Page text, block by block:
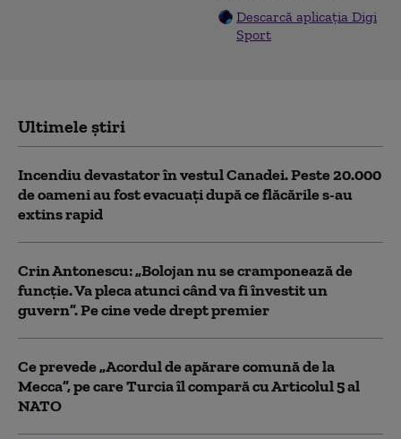
Descarcă aplicația Digi
Sport
Ultimele știri
Incendiu devastator în vestul Canadei. Peste 20.000
de oameni au fost evacuați după ce flăcările s-au
extins rapid
Crin Antonescu: „Bolojan nu se cramponează de
funcție. Va pleca atunci când va fi învestit un
guvern”. Pe cine vede drept premier
Ce prevede „Acordul de apărare comună de la
Mecca”, pe care Turcia îl compară cu Articolul 5 al
NATO